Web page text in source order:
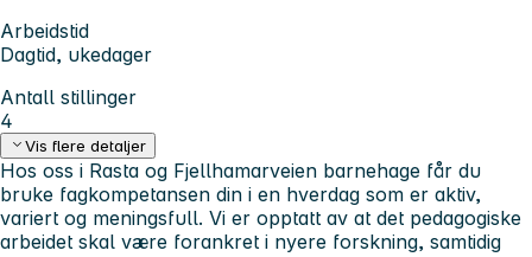
Arbeidstid
Dagtid, ukedager
Antall stillinger
4
Vis flere detaljer
Hos oss i Rasta og Fjellhamarveien barnehage får du
bruke fagkompetansen din i en hverdag som er aktiv,
variert og meningsfull. Vi er opptatt av at det pedagogiske
arbeidet skal være forankret i nyere forskning, samtidig